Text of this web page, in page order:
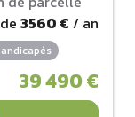
3560 € / an
39 490 €